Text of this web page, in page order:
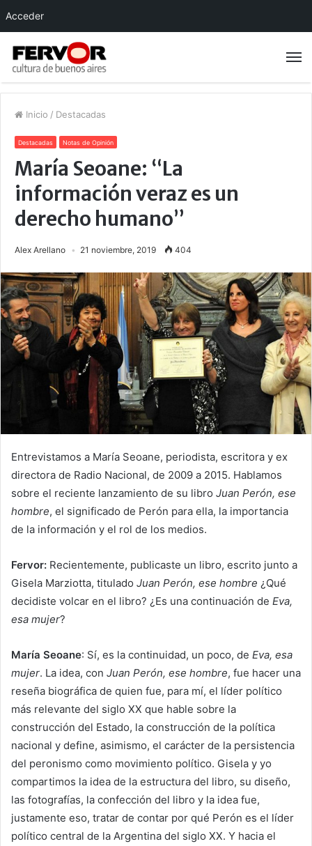
Inicio / Destacadas
Destacadas Notas de Opinión
María Seoane: “La
información veraz es un
derecho humano”
Alex Arellano 21 noviembre, 2019 404
Entrevistamos a María Seoane, periodista, escritora y ex
directora de Radio Nacional, de 2009 a 2015. Hablamos
sobre el reciente lanzamiento de su libro Juan Perón, ese
hombre, el significado de Perón para ella, la importancia
de la información y el rol de los medios.
Fervor: Recientemente, publicaste un libro, escrito junto a
Gisela Marziotta, titulado Juan Perón, ese hombre ¿Qué
decidiste volcar en el libro? ¿Es una continuación de Eva,
esa mujer?
María Seoane: Sí, es la continuidad, un poco, de Eva, esa
mujer. La idea, con Juan Perón, ese hombre, fue hacer una
reseña biográfica de quien fue, para mí, el líder político
más relevante del siglo XX que hable sobre la
construcción del Estado, la construcción de la política
nacional y define, asimismo, el carácter de la persistencia
del peronismo como movimiento político. Gisela y yo
compartimos la idea de la estructura del libro, su diseño,
las fotografías, la confección del libro y la idea fue,
justamente eso, tratar de contar por qué Perón es el líder
político central de la Argentina del siglo XX. Y hacia el
Acceder